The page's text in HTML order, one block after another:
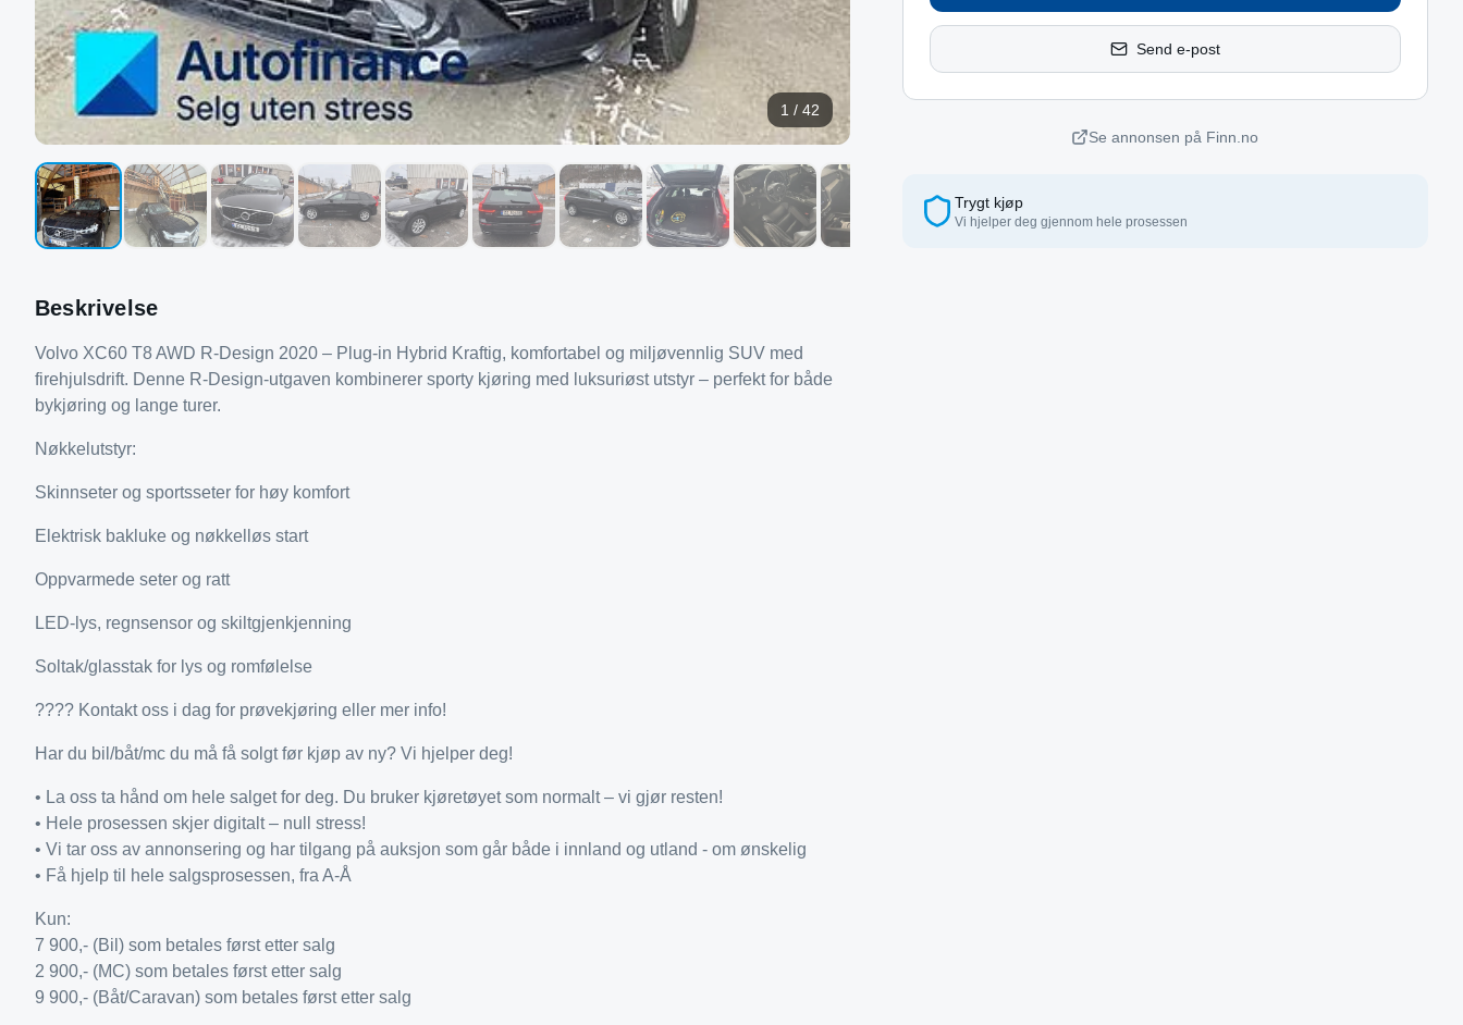
1 / 42
Beskrivelse
Volvo XC60 T8 AWD R-Design 2020 – Plug-in Hybrid Kraftig, komfortabel og miljøvennlig SUV med
firehjulsdrift. Denne R-Design-utgaven kombinerer sporty kjøring med luksuriøst utstyr – perfekt for både
bykjøring og lange turer.
Nøkkelutstyr:
Skinnseter og sportsseter for høy komfort
Elektrisk bakluke og nøkkelløs start
Oppvarmede seter og ratt
LED-lys, regnsensor og skiltgjenkjenning
Soltak/glasstak for lys og romfølelse
???? Kontakt oss i dag for prøvekjøring eller mer info!
Har du bil/båt/mc du må få solgt før kjøp av ny? Vi hjelper deg!
• La oss ta hånd om hele salget for deg. Du bruker kjøretøyet som normalt – vi gjør resten!
• Hele prosessen skjer digitalt – null stress!
• Vi tar oss av annonsering og har tilgang på auksjon som går både i innland og utland - om ønskelig
• Få hjelp til hele salgsprosessen, fra A-Å
Kun:
7 900,- (Bil) som betales først etter salg
2 900,- (MC) som betales først etter salg
9 900,- (Båt/Caravan) som betales først etter salg
Send e-post
Se annonsen på Finn.no
Trygt kjøp
Vi hjelper deg gjennom hele prosessen